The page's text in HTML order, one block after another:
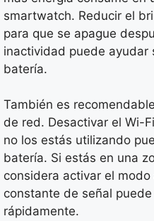
smartwatch. Reducir el
para que se apague
inactividad puede ayudar
batería.
También es
de red. Desactivar el Wi-
no los estás utilizando
batería. Si estás en una
considera activar el
constante de señal
rápidamente.